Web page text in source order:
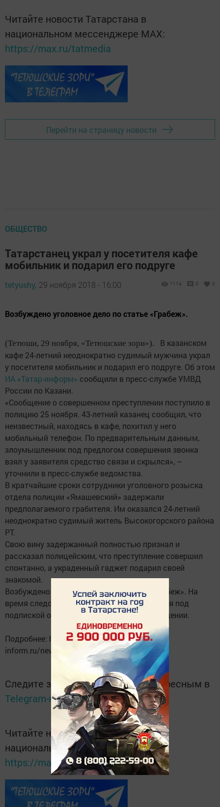
Читайте новости Татарстана в
национальном мессенджере MАХ:
https://max.ru/tatmedia
Перейти на страницу новости
ОБЩЕСТВО
Татарстанец украл у посетителя кафе
мобильник и подарил его подруге
tetyushy, 29 ноября 2018 - 16:00 1114 0 0
Возбуждено уголовное дело по статье «Грабеж».
(Тетюши, 29 ноября, «Тетюшские зори»).
В казанском
кафе 24-летний неоднократно судимый мужчина украл
у посетителя мобильник и подарил его подруге. Об этом
ИА «Татар-информ» сообщили в пресс-службе УМВД
России по Казани.
«Сообщение о совершенном преступлении поступило в
полицию 25 ноября. 43-летний казанец сообщил, что
неизвестный, находясь в кафе, похитил у него
мобильный телефон. По предварительным данным,
злоумышленник под предлогом совершения звонка
взял у заявителя средство связи и скрылся», –
уточнили в пресс-службе ведомства.
В кратчайшие сроки сотрудники уголовного розыска
отдела полиции «Ямашевский» задержали
предполагаемого грабителя. Им оказался 24-летний
неоднократно судимый житель Высокогорского района
РТ.
Свою вину задержанный полностью признал и
рассказал полицейским, что преступление совершил
спонтанно, а украденный гаджет подарил своей
знакомой.
Возбуждено уголовное дело по статье «Грабеж». На
время следствия мужчина будет находиться под
подпиской о невыезде и надлежащем поведении.
Подробнее: https://www.tatar-
inform.ru/news/2018/11/29/634829/
Следите за самым важным и интересным в
Telegram-каналеТатмедиа
Читайте новости Татарстана в
национальном мессенджере MАХ:
https://max.ru/tatmedia